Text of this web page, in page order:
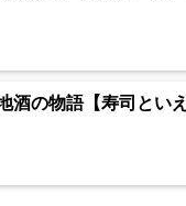
酒の物語【寿司とい